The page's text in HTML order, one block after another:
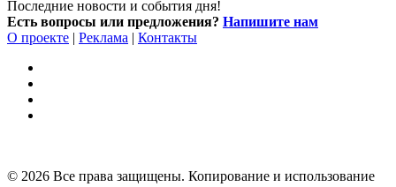
Последние новости и события дня!
Есть вопросы или предложения? Напишите нам
О проекте | Реклама | Контакты
© 2026 Все права защищены. Копирование и использование